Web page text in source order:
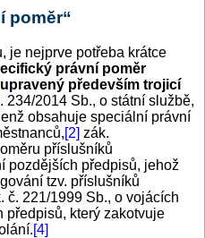
poměr“
je nejprve potřeba krátce
právní poměr
upravený především trojicí
234/2014 Sb., o státní službě,
obsahuje speciální právní
[2] zák.
příslušníků
pozdějších předpisů, jehož
tzv. příslušníků
č. 221/1999 Sb., o vojácích
předpisů, který zakotvuje
[4]